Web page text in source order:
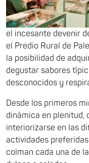
el incesante devenir
el Predio Rural de
la posibilidad de
degustar sabores
desconocidos y
Desde los primeros
dinámica en plenitud,
interiorizarse en las
actividades
colman cada una de